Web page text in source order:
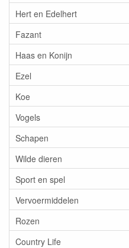
Hert en Edelhert
Fazant
Haas en Konijn
Ezel
Koe
Vogels
Schapen
Wilde dieren
Sport en spel
Vervoermiddelen
Rozen
Country Life